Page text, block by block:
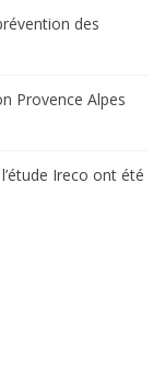
des
Provence Alpes
Ireco ont été